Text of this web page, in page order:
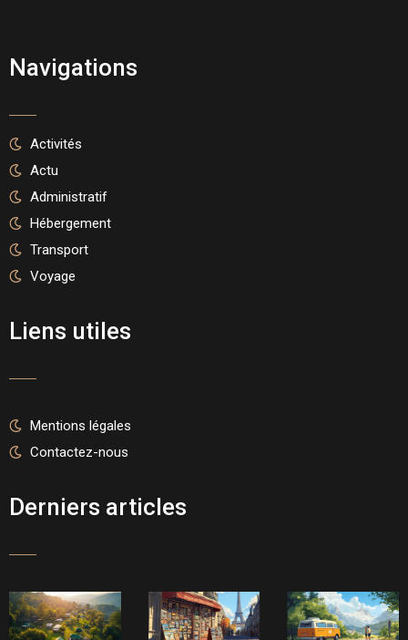
Navigations
Activités
Actu
Administratif
Hébergement
Transport
Voyage
Liens utiles
Mentions légales
Contactez-nous
Derniers articles